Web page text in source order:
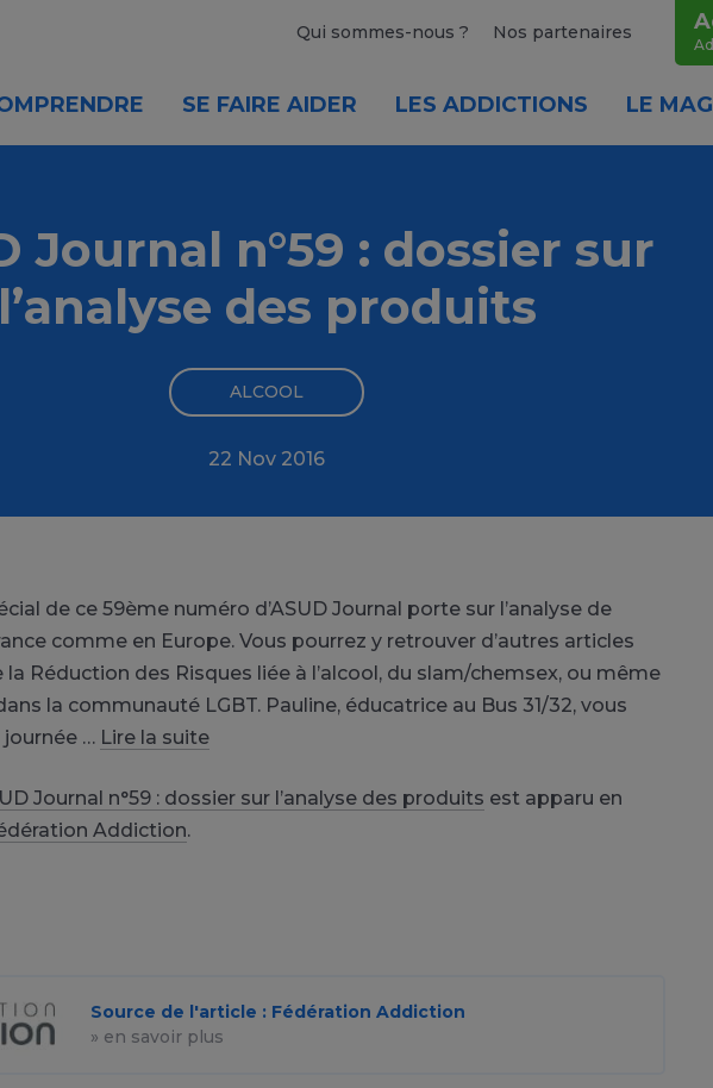
Qui sommes-nous ? Nos partenaires
SE FAIRE AIDER LES ADDICTIONS LE
Journal n°59 : dossier sur
des produits
ALCOOL
22 Nov 2016
de ce 59ème numéro d’ASUD Journal porte sur l’analyse de
comme en Europe. Vous pourrez y retrouver d’autres articles
Réduction des Risques liée à l’alcool, du slam/chemsex, ou même
la communauté LGBT. Pauline, éducatrice au Bus 31/32, vous
journée … Lire la suite
Journal n°59 : dossier sur l’analyse des produits est apparu en
Addiction.
Source de l'article : Fédération Addiction
» en savoir plus